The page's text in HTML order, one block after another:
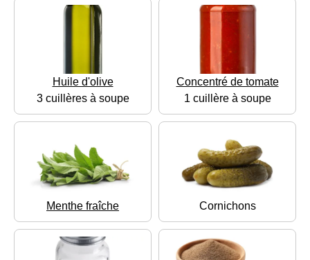
Huile d'olive
3 cuillères à soupe
Concentré de tomate
1 cuillère à soupe
Menthe fraîche Cornichons